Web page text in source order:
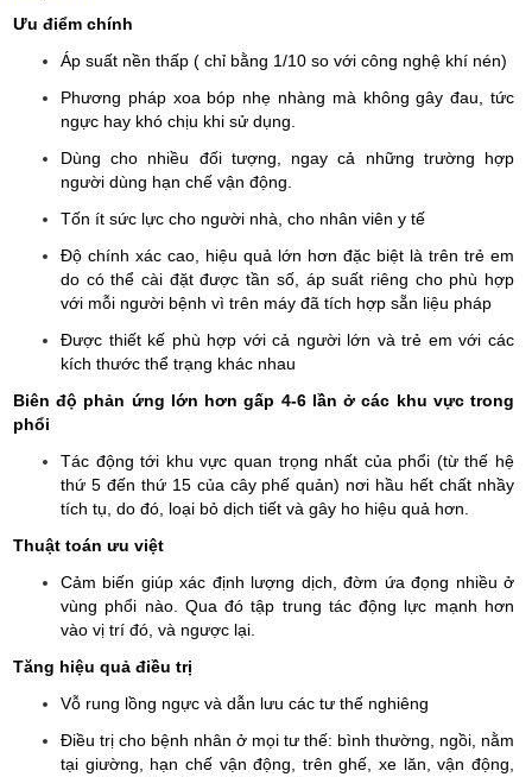
Ưu điểm chính
Áp suất nền thấp ( chỉ bằng 1/10 so với công nghệ khí nén)
Phương pháp xoa bóp nhẹ nhàng mà không gây đau, tức
ngực hay khó chịu khi sử dụng.
Dùng cho nhiều đối tượng, ngay cả những trường hợp
người dùng hạn chế vận động.
Tốn ít sức lực cho người nhà, cho nhân viên y tế
Độ chính xác cao, hiệu quả lớn hơn đặc biệt là trên trẻ em
do có thể cài đặt được tần số, áp suất riêng cho phù hợp
với mỗi người bệnh vì trên máy đã tích hợp sẵn liệu pháp
Được thiết kế phù hợp với cả người lớn và trẻ em với các
kích thước thể trạng khác nhau
Biên độ phản ứng lớn hơn gấp 4-6 lần ở các khu vực trong
phổi
Tác động tới khu vực quan trọng nhất của phổi (từ thế hệ
thứ 5 đến thứ 15 của cây phế quản) nơi hầu hết chất nhầy
tích tụ, do đó, loại bỏ dịch tiết và gây ho hiệu quả hơn.
Thuật toán ưu việt
Cảm biến giúp xác định lượng dịch, đờm ứa đọng nhiều ở
vùng phổi nào. Qua đó tập trung tác động lực mạnh hơn
vào vị trí đó, và ngược lại.
Tăng hiệu quả điều trị
Vỗ rung lồng ngực và dẫn lưu các tư thế nghiêng
Điều trị cho bệnh nhân ở mọi tư thế: bình thường, ngồi, nằm
tại giường, hạn chế vận động, trên ghế, xe lăn, vận động,